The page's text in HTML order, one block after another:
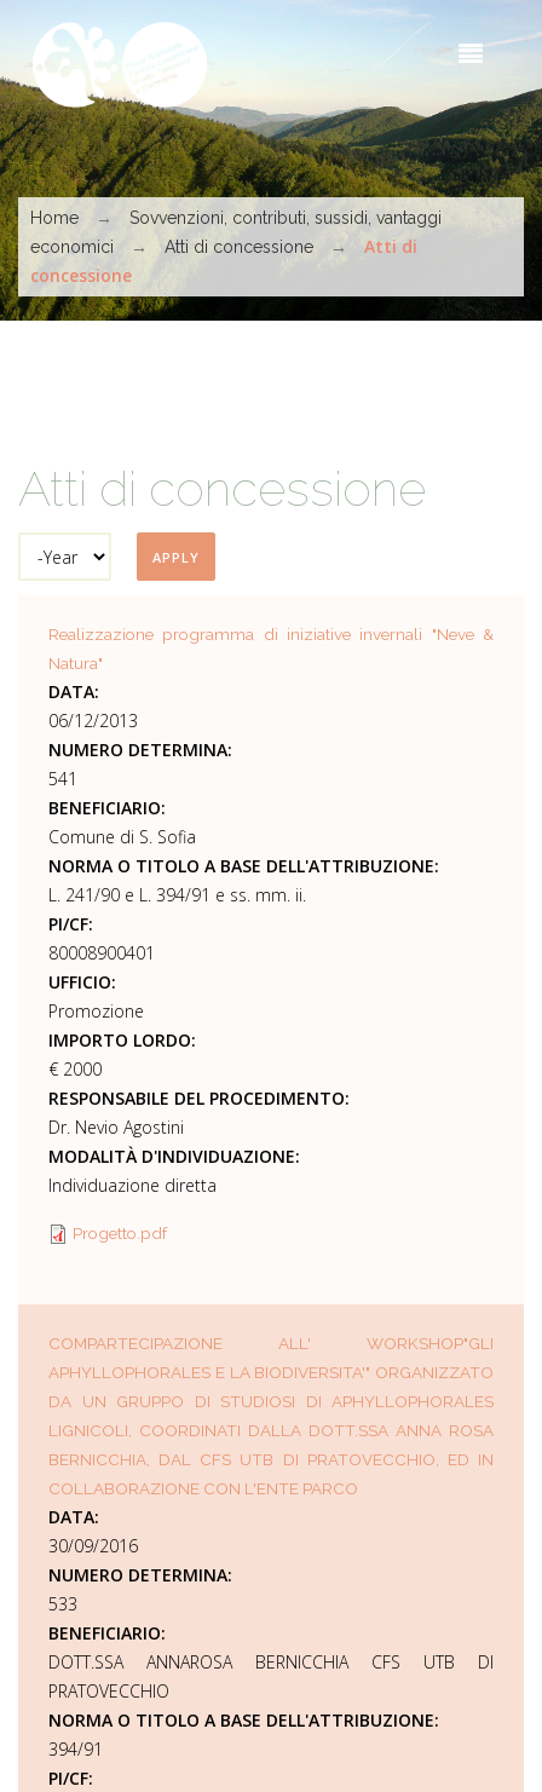
You are here
Home →
Sovvenzioni, contributi, sussidi, vantaggi
economici
→ Atti di concessione →
Atti di
concessione
Atti di concessione
Year
Realizzazione programma di iniziative invernali "Neve &
Natura"
DATA:
06/12/2013
NUMERO DETERMINA:
541
BENEFICIARIO:
Comune di S. Sofia
NORMA O TITOLO A BASE DELL'ATTRIBUZIONE:
L. 241/90 e L. 394/91 e ss. mm. ii.
PI/CF:
80008900401
UFFICIO:
Promozione
IMPORTO LORDO:
€ 2000
RESPONSABILE DEL PROCEDIMENTO:
Dr. Nevio Agostini
MODALITÀ D'INDIVIDUAZIONE:
Individuazione diretta
Progetto.pdf
COMPARTECIPAZIONE ALL' WORKSHOP"GLI
APHYLLOPHORALES E LA BIODIVERSITA'" ORGANIZZATO
DA UN GRUPPO DI STUDIOSI DI APHYLLOPHORALES
LIGNICOLI, COORDINATI DALLA DOTT.SSA ANNA ROSA
BERNICCHIA, DAL CFS UTB DI PRATOVECCHIO, ED IN
COLLABORAZIONE CON L'ENTE PARCO
DATA:
30/09/2016
NUMERO DETERMINA:
533
BENEFICIARIO:
DOTT.SSA ANNAROSA BERNICCHIA CFS UTB DI
PRATOVECCHIO
NORMA O TITOLO A BASE DELL'ATTRIBUZIONE:
394/91
PI/CF: